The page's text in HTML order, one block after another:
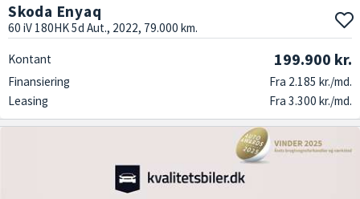
Skoda Enyaq
60 iV 180HK 5d Aut., 2022, 79.000 km.
Kontant 199.900 kr.
Finansiering
Fra 2.185 kr./md.
Leasing
Fra 3.300 kr./md.